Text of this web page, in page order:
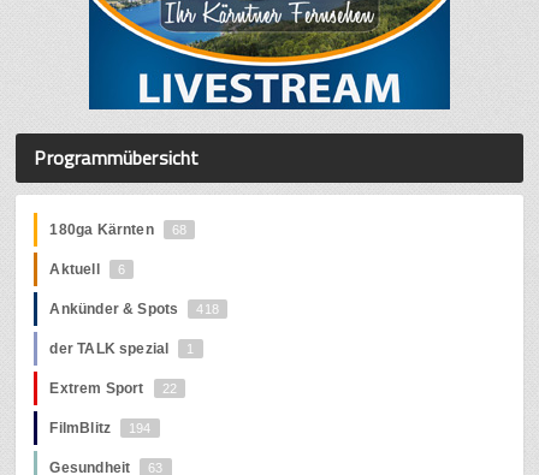
Programmübersicht
180ga Kärnten 68
Aktuell 6
Ankünder & Spots 418
der TALK spezial 1
Extrem Sport 22
FilmBlitz 194
Gesundheit 63